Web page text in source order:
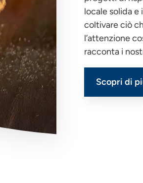
locale solida
coltivare ciò
l’attenzione
racconta i
Scopri di